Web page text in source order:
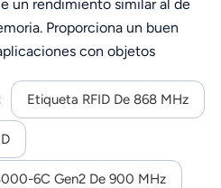
un rendimiento similar al de
Proporciona un buen
con objetos
de almacenes.
Etiqueta RFID De 868 MHz
6C Gen2 De 900 MHz